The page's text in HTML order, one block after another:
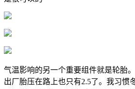
气温影响的另一个重要组件就是轮胎
出厂胎压在路上也只有2.5了。我习惯